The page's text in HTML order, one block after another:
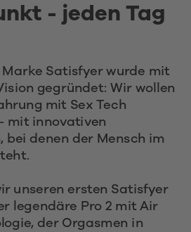
- jeden Tag
Marke Satisfyer wurde mit
gegründet: Wir wollen
mit Sex Tech
mit innovativen
bei denen der Mensch im
unseren ersten Satisfyer
legendäre Pro 2 mit Air
der Orgasmen in